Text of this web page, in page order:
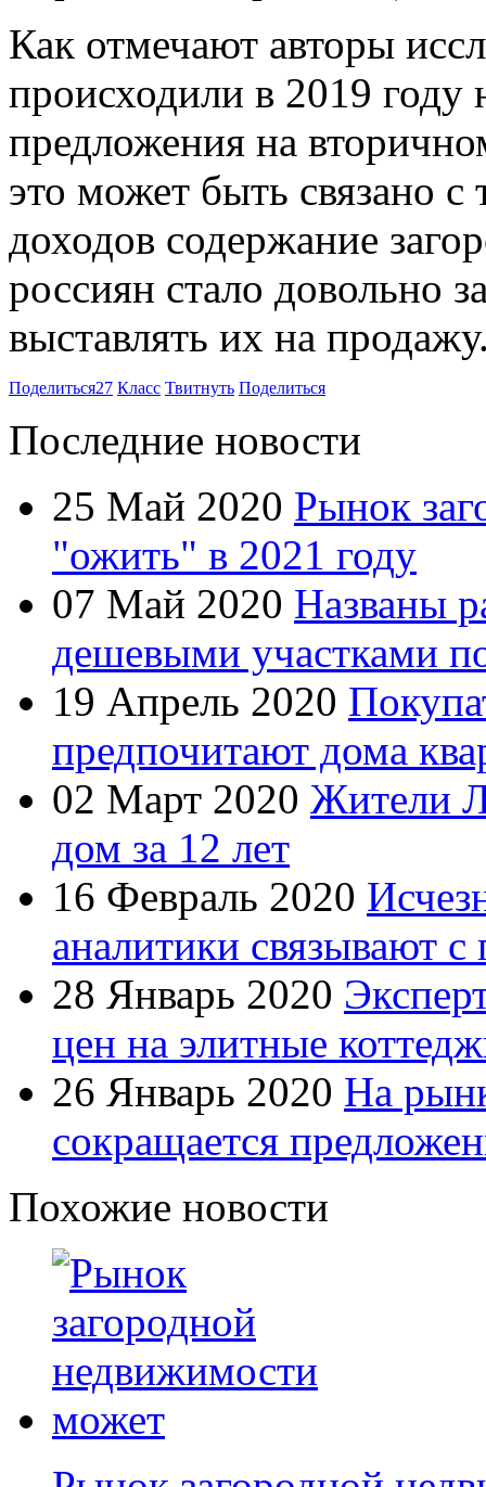
Как отмечают авторы
происходили в 2019
предложения на
это может быть связано с
доходов содержание
россиян стало довольно
выставлять их на
Поделиться27 Класс Твитнуть Поделиться
Последние новости
25 Май 2020 Рынок
"ожить" в 2021 году
07 Май 2020 Названы
дешевыми участками
19 Апрель 2020
предпочитают дома
02 Март 2020 Жители
дом за 12 лет
16 Февраль 2020
аналитики связывают с
28 Январь 2020
цен на элитные
26 Январь 2020 На
сокращается
Похожие новости